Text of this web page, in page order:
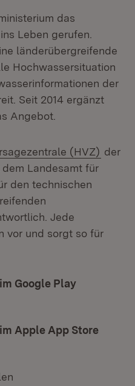
das
Leben gerufen.
länderübergreifende
Hochwassersituation
der
Seit 2014 ergänzt
Angebot.
(HVZ) der
Landesamt für
den technischen
Jede
vor und sorgt so für
Google Play
Apple App Store